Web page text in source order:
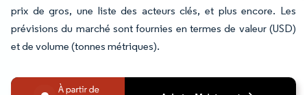
prix de gros, une liste des acteurs clés, et plus encore. Les
prévisions du marché sont fournies en termes de valeur (USD)
et de volume (tonnes métriques).